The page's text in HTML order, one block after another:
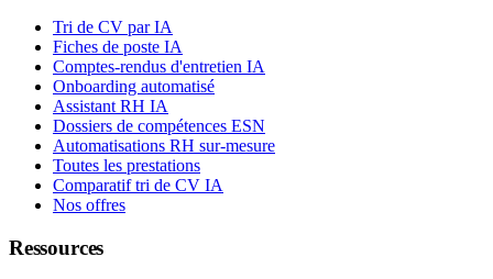
Tri de CV par IA
Fiches de poste IA
Comptes-rendus d'entretien IA
Onboarding automatisé
Assistant RH IA
Dossiers de compétences ESN
Automatisations RH sur-mesure
Toutes les prestations
Comparatif tri de CV IA
Nos offres
Ressources